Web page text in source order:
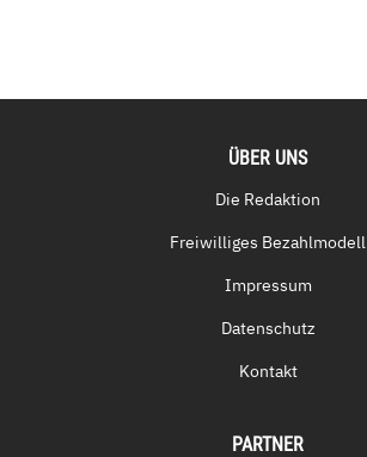
ÜBER UNS
Die Redaktion
Freiwilliges Bezahlmodell
Impressum
Datenschutz
Kontakt
PARTNER